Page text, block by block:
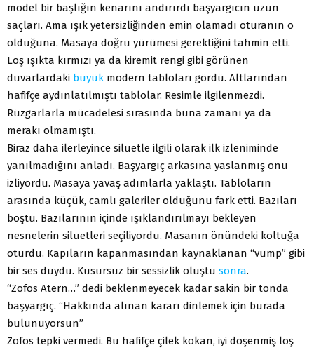
model bir başlığın kenarını andırırdı başyargıcın uzun
saçları. Ama ışık yetersizliğinden emin olamadı oturanın o
olduğuna. Masaya doğru yürümesi gerektiğini tahmin etti.
Loş ışıkta kırmızı ya da kiremit rengi gibi görünen
duvarlardaki büyük modern tabloları gördü. Altlarından
hafifçe aydınlatılmıştı tablolar. Resimle ilgilenmezdi.
Rüzgarlarla mücadelesi sırasında buna zamanı ya da
merakı olmamıştı.
Biraz daha ilerleyince siluetle ilgili olarak ilk izleniminde
yanılmadığını anladı. Başyargıç arkasına yaslanmış onu
izliyordu. Masaya yavaş adımlarla yaklaştı. Tabloların
arasında küçük, camlı galeriler olduğunu fark etti. Bazıları
boştu. Bazılarının içinde ışıklandırılmayı bekleyen
nesnelerin siluetleri seçiliyordu. Masanın önündeki koltuğa
oturdu. Kapıların kapanmasından kaynaklanan “vump” gibi
bir ses duydu. Kusursuz bir sessizlik oluştu sonra.
“Zofos Atern…” dedi beklenmeyecek kadar sakin bir tonda
başyargıç. “Hakkında alınan kararı dinlemek için burada
bulunuyorsun”
Zofos tepki vermedi. Bu hafifçe çilek kokan, iyi döşenmiş loş